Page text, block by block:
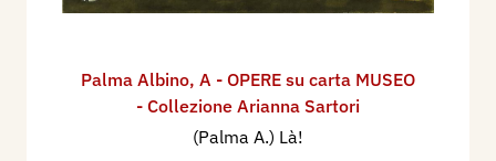
Palma Albino, A - OPERE su carta MUSEO
- Collezione Arianna Sartori
(Palma A.) Là!